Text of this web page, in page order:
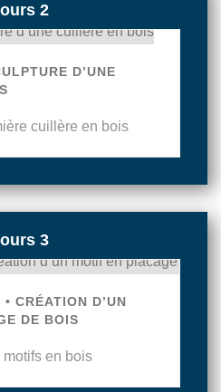
2
D’UNE
cuillère en bois
3
CRÉATION D’UN
DE BOIS
en bois